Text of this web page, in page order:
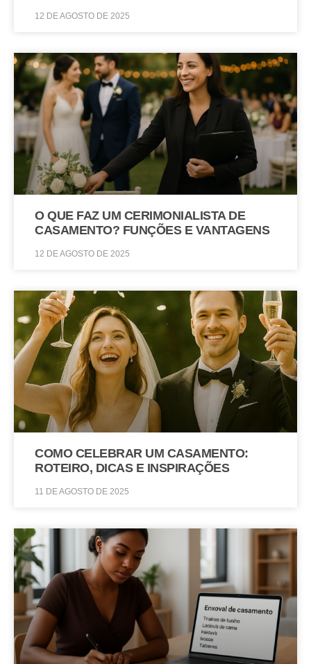
12 DE AGOSTO DE 2025
O QUE FAZ UM CERIMONIALISTA DE
CASAMENTO? FUNÇÕES E VANTAGENS
12 DE AGOSTO DE 2025
COMO CELEBRAR UM CASAMENTO:
ROTEIRO, DICAS E INSPIRAÇÕES
11 DE AGOSTO DE 2025